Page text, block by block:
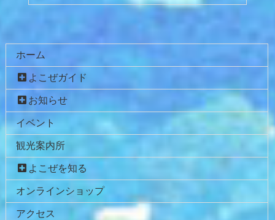
ン
ツ
の
へ
ー
先
戻
ホーム
よこぜガイド
お知らせ
イベント
観光案内所
よこぜを知る
オンラインショップ
アクセス